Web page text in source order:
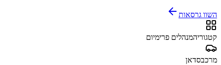
השוו גרסאות
קטגוריהמנהלים פרימיום
מרכבסדאן